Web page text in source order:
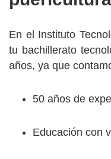
En el Instituto
tu bachillerato
años, ya que
50 años de
Educación con